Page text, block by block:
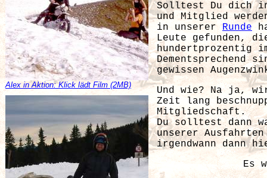
Alex in Aktion: Klick lädt Film (2MB)
Solltest Du dich
und Mitglied
in unsererRunde
Leute gefunden,
hundertprozentig
Dementsprechend
gewissen
Und wie? Na ja,
Zeit lang
Mitgliedschaft.
Du solltest dann
unserer
irgendwann dann
Es